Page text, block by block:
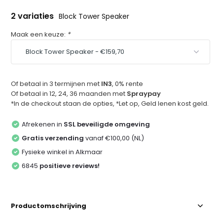
2 variaties Block Tower Speaker
Maak een keuze: *
Of betaal in 3 termijnen met IN3, 0% rente
Of betaal in 12, 24, 36 maanden met Spraypay
*In de checkout staan de opties, *Let op, Geld lenen kost geld.
Afrekenen in SSL beveiligde omgeving
Gratis verzending vanaf €100,00 (NL)
Fysieke winkel in Alkmaar
6845 positieve reviews!
Productomschrijving